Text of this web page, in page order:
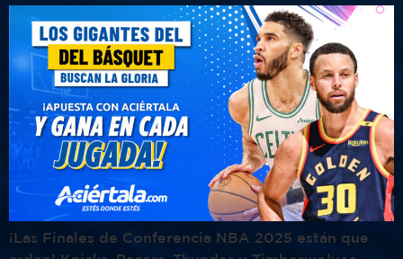
¡Las Finales de Conferencia NBA 2025 están que